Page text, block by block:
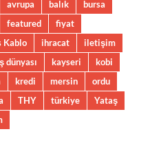
avrupa balık
bursa
featured
fiyat
Kablo ihracat
iletişim
dünyası kayseri
kobi
kredi mersin
ordu
THY türkiye
Yataş